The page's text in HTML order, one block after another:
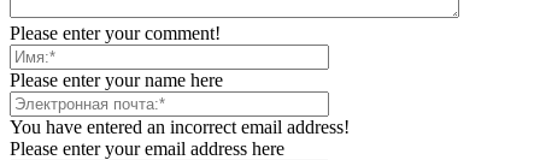
Please enter your comment!
Please enter your name here
You have entered an incorrect email address!
Please enter your email address here